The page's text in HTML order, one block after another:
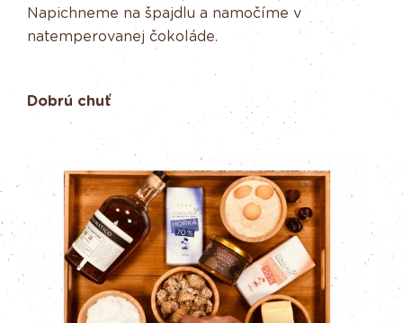
Napichneme na špajdlu a namočíme v
natemperovanej čokoláde.
Dobrú chuť